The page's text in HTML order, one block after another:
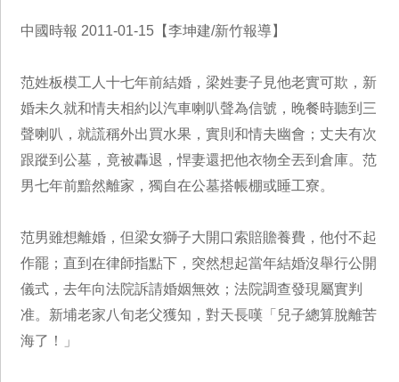
中國時報 2011-01-15【李坤建/新竹報導】
范姓板模工人十七年前結婚，梁姓妻子見他老實可欺，新
婚未久就和情夫相約以汽車喇叭聲為信號，晚餐時聽到三
聲喇叭，就謊稱外出買水果，實則和情夫幽會；丈夫有次
跟蹤到公墓，竟被轟退，悍妻還把他衣物全丟到倉庫。范
男七年前黯然離家，獨自在公墓搭帳棚或睡工寮。
范男雖想離婚，但梁女獅子大開口索賠贍養費，他付不起
作罷；直到在律師指點下，突然想起當年結婚沒舉行公開
儀式，去年向法院訴請婚姻無效；法院調查發現屬實判
准。新埔老家八旬老父獲知，對天長嘆「兒子總算脫離苦
海了！」